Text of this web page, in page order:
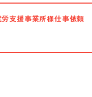
労支援事業所様仕事依頼